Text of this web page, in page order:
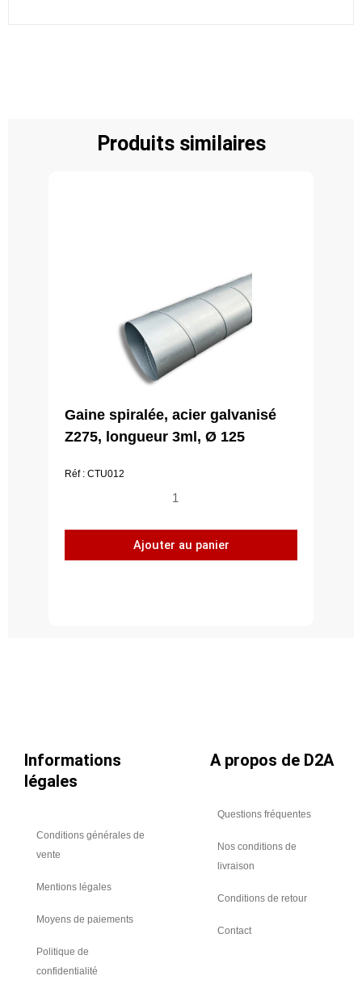
Produits similaires
Gaine spiralée, acier galvanisé
Z275, longueur 3ml, Ø 125
Réf : CTU012
quantité
Gaine
spiralée,
Ajouter au panier
Informations
légales
Conditions générales de
vente
Mentions légales
Moyens de paiements
Politique de
confidentialité
A propos de D2A
Questions fréquentes
Nos conditions de
livraison
Conditions de retour
Contact